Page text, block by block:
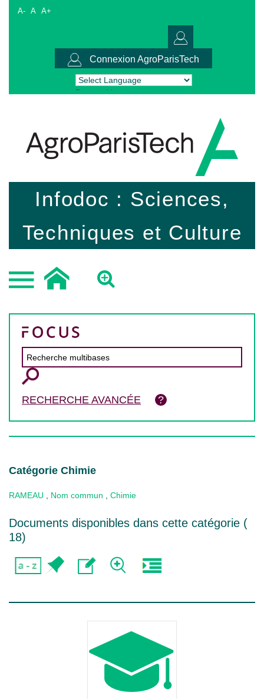
A- A A+
Connexion AgroParisTech
Powered by Translate
Infodoc : Sciences,
Techniques et Culture
RECHERCHE AVANCÉE
Catégorie Chimie
RAMEAU Nom commun Chimie
Documents disponibles dans cette catégorie (
18)